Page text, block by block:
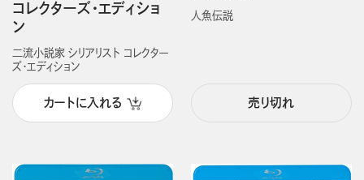
コレクターズ・エディショ
ン
二流小説家 シリアリスト コレクター
ズ・エディション
カートに入れる
人魚伝説
売り切れ